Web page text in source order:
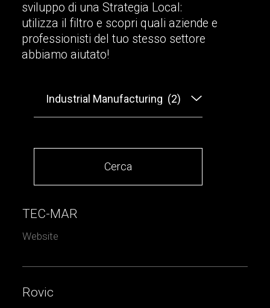
svi uppo di una Strategia Loca :
uti izza i fi ltro e scopri qua i aziende e
professionisti de tuo stesso settore
abbiamo aiutato!
TEC-MAR
Website
Rovic